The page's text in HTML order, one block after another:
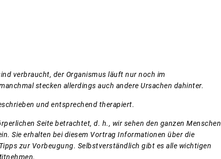
verbraucht, der Organismus läuft nur noch im
stecken allerdings auch andere Ursachen dahinter.
und entsprechend therapiert.
Seite betrachtet, d. h., wir sehen den ganzen Menschen
. Sie erhalten bei diesem Vortrag Informationen über die
zur Vorbeugung. Selbstverständlich gibt es alle wichtigen